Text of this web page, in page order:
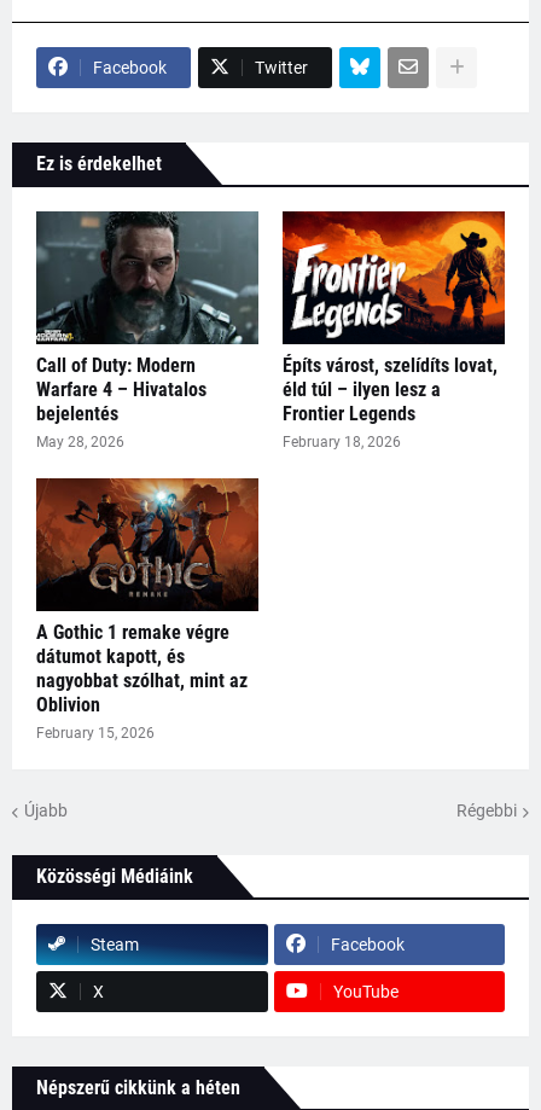
Facebook Twitter
Ez is érdekelhet
Call of Duty: Modern
Warfare 4 – Hivatalos
bejelentés
May 28, 2026
Építs várost, szelídíts lovat,
éld túl – ilyen lesz a
Frontier Legends
February 18, 2026
A Gothic 1 remake végre
dátumot kapott, és
nagyobbat szólhat, mint az
Oblivion
February 15, 2026
Újabb Régebbi
Közösségi Médiáink
Steam Facebook
X YouTube
Népszerű cikkünk a héten